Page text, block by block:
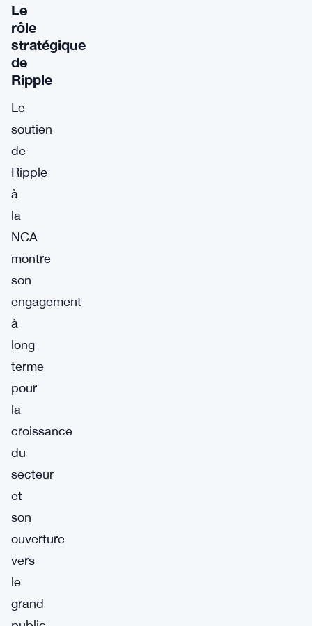
Le
rôle
stratégique
de
Ripple
Le
soutien
de
Ripple
à
la
NCA
montre
son
engagement
à
long
terme
pour
la
croissance
du
secteur
et
son
ouverture
vers
le
grand